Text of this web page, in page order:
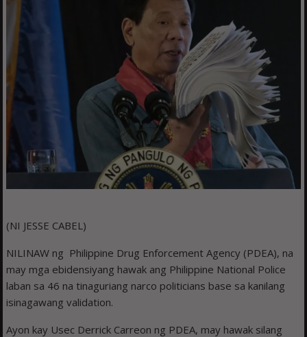
(NI JESSE CABEL)
NILINAW ng Philippine Drug Enforcement Agency (PDEA), na
may mga ebidensiyang hawak ang Philippine National Police
laban sa 46 na tinaguriang narco politicians base sa kanilang
isinagawang validation.
Ayon kay Usec Derrick Carreon ng PDEA, may hawak silang